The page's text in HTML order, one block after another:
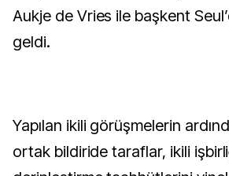
Aukje de Vries ile başkent
geldi.
Yapılan ikili görüşmelerin
ortak bildiride taraflar, ikili